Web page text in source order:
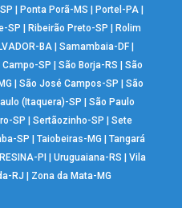
| Ponta Porã-MS | Portel-PA|
SP | Ribeirão Preto-SP | Rolim
BA |Samambaia-DF |
Campo-SP | São Borja-RS | São
| São José Campos-SP | São
(Itaquera)-SP | São Paulo
SP | Sertãozinho-SP | Sete
SP |Taiobeiras-MG |Tangará
PI | Uruguaiana-RS | Vila
RJ | Zona da Mata-MG